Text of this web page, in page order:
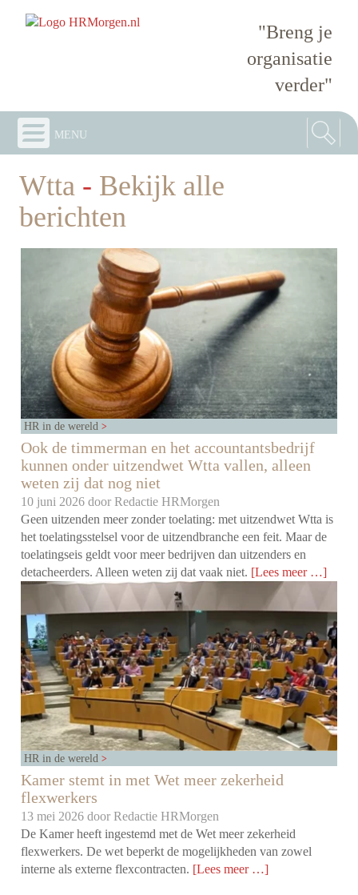
"Breng je
organisatie
verder"
menu
Wtta - Bekijk alle
berichten
HR in de wereld
Ook de timmerman en het accountantsbedrijf
kunnen onder uitzendwet Wtta vallen, alleen
weten zij dat nog niet
10 juni 2026 doorRedactie HRMorgen
Geen uitzenden meer zonder toelating: met uitzendwet Wtta is
het toelatingsstelsel voor de uitzendbranche een feit. Maar de
toelatingseis geldt voor meer bedrijven dan uitzenders en
detacheerders. Alleen weten zij dat vaak niet. [Lees meer …]
HR in de wereld
Kamer stemt in met Wet meer zekerheid
flexwerkers
13 mei 2026 doorRedactie HRMorgen
De Kamer heeft ingestemd met de Wet meer zekerheid
flexwerkers. De wet beperkt de mogelijkheden van zowel
interne als externe flexcontracten. [Lees meer …]